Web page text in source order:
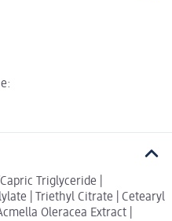
Triglyceride |
| Triethyl Citrate | Cetearyl
Oleracea Extract |